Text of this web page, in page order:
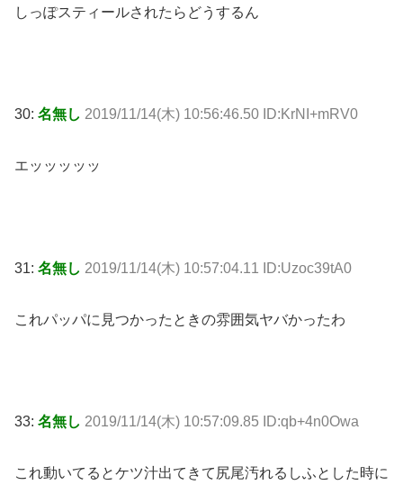
しっぽスティールされたらどうするん
30: 名無し 2019/11/14(木) 10:56:46.50 ID:KrNI+mRV0
エッッッッッ
31: 名無し 2019/11/14(木) 10:57:04.11 ID:Uzoc39tA0
これパッパに見つかったときの雰囲気ヤバかったわ
33: 名無し 2019/11/14(木) 10:57:09.85 ID:qb+4n0Owa
これ動いてるとケツ汁出てきて尻尾汚れるしふとした時に